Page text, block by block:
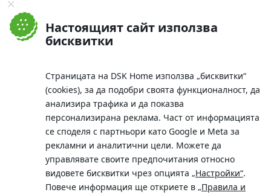
Настоящият сайт използва
бисквитки
Страницата на DSK Home използва „бисквитки“
(cookies), за да подобри своята функционалност, да
анализира трафика и да показва
персонализирана реклама. Част от информацията
се споделя с партньори като Google и Meta за
рекламни и аналитични цели. Можете да
управлявате своите предпочитания относно
видовете бисквитки чрез опцията „Настройки“.
Повече информация ще откриете в „Правила и
Оферти за продажба от Банка ДСК
Клонова мрежа и банкомати
До началото на страницата
Телефон:
0700 10 375 / *2375